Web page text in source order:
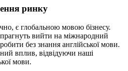
ринку
є глобальною мовою бізнесу.
вийти на міжнародний
без знання англійської мови.
вплив, відвідуючи наші
мови.